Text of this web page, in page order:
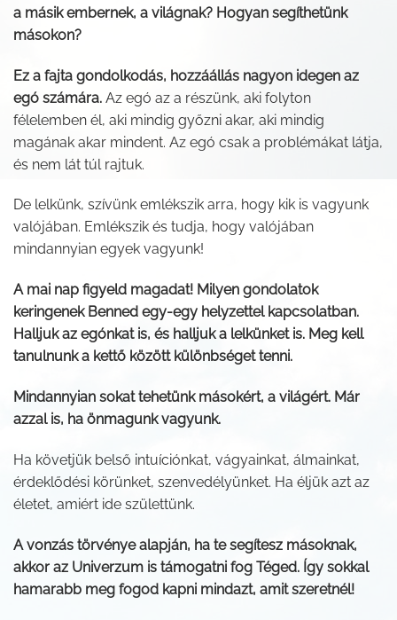
a másik embernek, a világnak? Hogyan segíthetünk
másokon?
Ez a fajta gondolkodás, hozzáállás nagyon idegen az
egó számára. Az egó az a részünk, aki folyton
félelemben él, aki mindig győzni akar, aki mindig
magának akar mindent. Az egó csak a problémákat látja,
és nem lát túl rajtuk.
De lelkünk, szívünk emlékszik arra, hogy kik is vagyunk
valójában. Emlékszik és tudja, hogy valójában
mindannyian egyek vagyunk!
A mai nap figyeld magadat! Milyen gondolatok
keringenek Benned egy-egy helyzettel kapcsolatban.
Halljuk az egónkat is, és halljuk a lelkünket is. Meg kell
tanulnunk a kettő között különbséget tenni.
Mindannyian sokat tehetünk másokért, a világért. Már
azzal is, ha önmagunk vagyunk.
Ha követjük belső intuíciónkat, vágyainkat, álmainkat,
érdeklődési körünket, szenvedélyünket. Ha éljük azt az
életet, amiért ide születtünk.
A vonzás törvénye alapján, ha te segítesz másoknak,
akkor az Univerzum is támogatni fog Téged. Így sokkal
hamarabb meg fogod kapni mindazt, amit szeretnél!